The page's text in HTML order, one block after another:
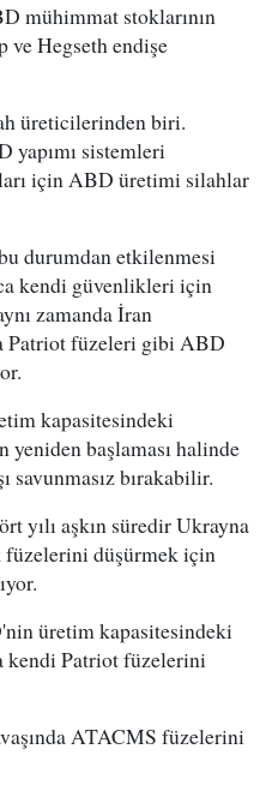
mühimmat stoklarının
ve Hegseth endişe
üreticilerinden biri.
yapımı sistemleri
için ABD üretimi silahlar
durumdan etkilenmesi
kendi güvenlikleri için
zamanda İran
Patriot füzeleri gibi ABD
kapasitesindeki
yeniden başlaması halinde
savunmasız bırakabilir.
yılı aşkın süredir Ukrayna
düşürmek için
üretim kapasitesindeki
kendi Patriot füzelerini
ATACMS füzelerini